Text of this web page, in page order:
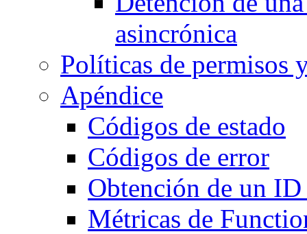
asincrónica
Políticas de permisos
Apéndice
Códigos de estado
Códigos de error
Obtención de un
Métricas de